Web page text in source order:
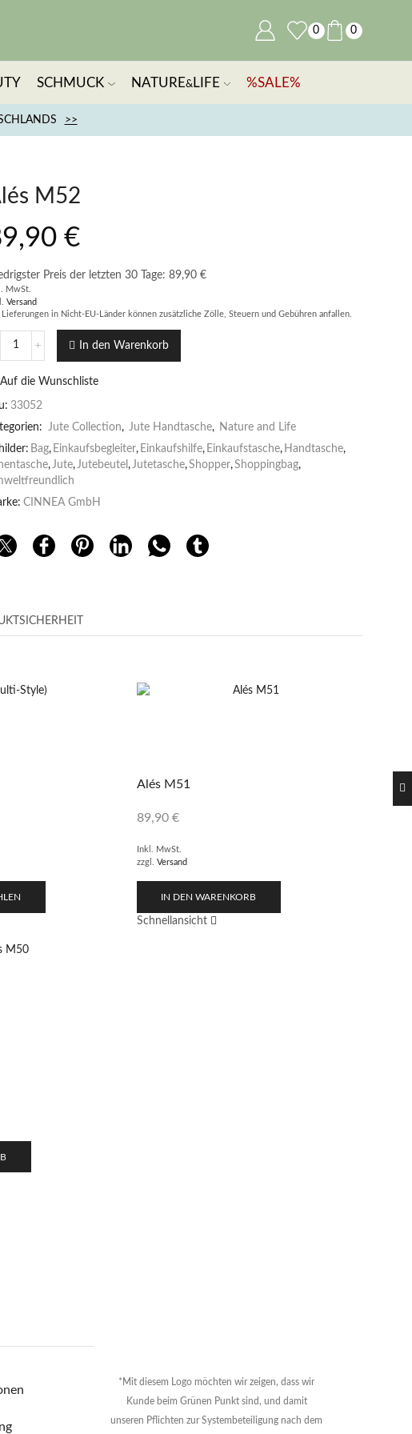
0 0
SCHMUCK NATURE& LIFE %SALE%
>>
M52
€
Preis der letzten 30 Tage: 89,90 €
MwSt.
Versand
Lieferungen in Nicht-EU-Länder können zusätzliche Zölle, Steuern und Gebühren anfallen.
In den Warenkorb
Auf die Wunschliste
33052
Jute Collection, Jute Handtasche, Nature and Life
Bag, Einkaufsbegleiter, Einkaufshilfe, Einkaufstasche, Handtasche,
, Jute, Jutebeutel , Jutetasche,Shopper,Shoppingbag,
CINNEA GmbH
Alés M51
89,90 €
Inkl. MwSt.
zzgl. Versand
IN DEN WARENKORB
Schnellansicht
*Mit diesem Logo möchten wir zeigen, dass wir
Kunde beim Grünen Punkt sind, und damit
unseren Pflichten zur Systembeteiligung nach dem